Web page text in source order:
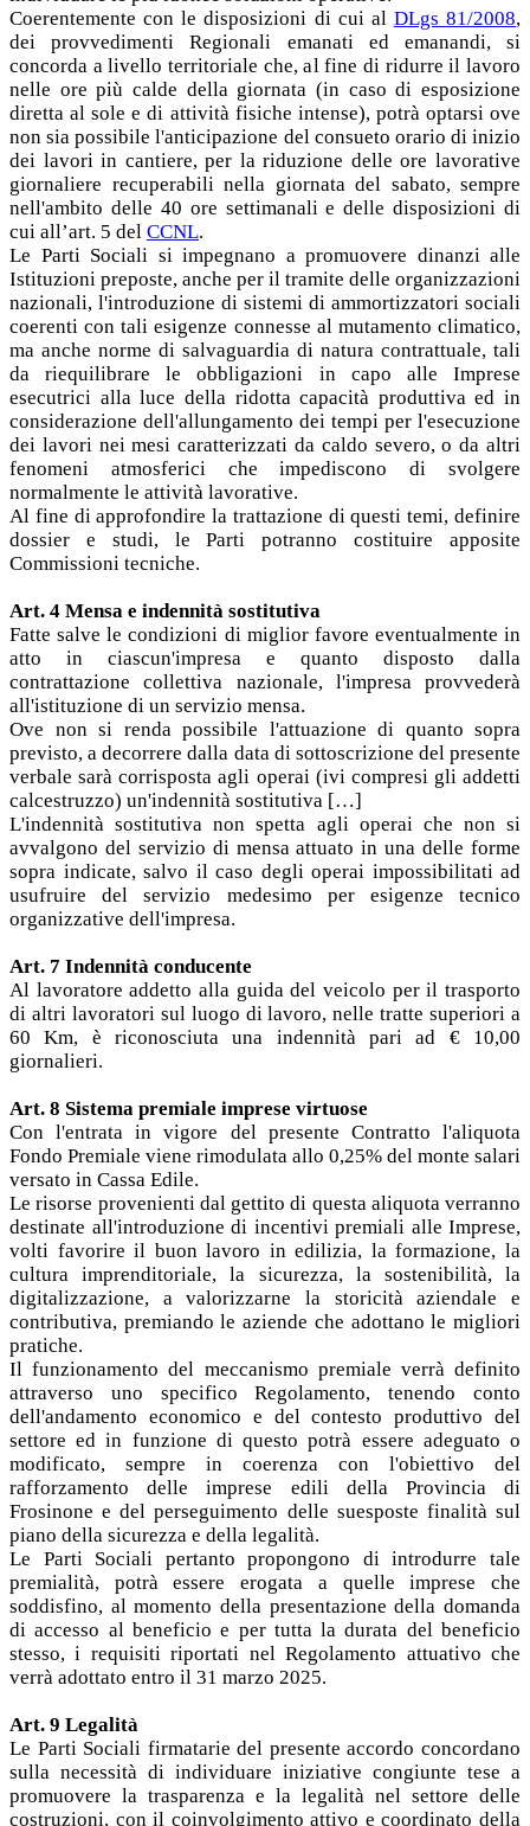
Coerentemente con le disposizioni di cui al DLgs 81/2008,
dei provvedimenti Regionali emanati ed emanandi, si
concorda a livello territoriale che, al fine di ridurre il lavoro
nelle ore più calde della giornata (in caso di esposizione
diretta al sole e di attività fisiche intense), potrà optarsi ove
non sia possibile l'anticipazione del consueto orario di inizio
dei lavori in cantiere, per la riduzione delle ore lavorative
giornaliere recuperabili nella giornata del sabato, sempre
nell'ambito delle 40 ore settimanali e delle disposizioni di
cui all’art. 5 del CCNL.
Le Parti Sociali si impegnano a promuovere dinanzi alle
Istituzioni preposte, anche per il tramite delle organizzazioni
nazionali, l'introduzione di sistemi di ammortizzatori sociali
coerenti con tali esigenze connesse al mutamento climatico,
ma anche norme di salvaguardia di natura contrattuale, tali
da riequilibrare le obbligazioni in capo alle Imprese
esecutrici alla luce della ridotta capacità produttiva ed in
considerazione dell'allungamento dei tempi per l'esecuzione
dei lavori nei mesi caratterizzati da caldo severo, o da altri
fenomeni atmosferici che impediscono di svolgere
normalmente le attività lavorative.
Al fine di approfondire la trattazione di questi temi, definire
dossier e studi, le Parti potranno costituire apposite
Commissioni tecniche.
Art. 4 Mensa e indennità sostitutiva
Fatte salve le condizioni di miglior favore eventualmente in
atto in ciascun'impresa e quanto disposto dalla
contrattazione collettiva nazionale, l'impresa provvederà
all'istituzione di un servizio mensa.
Ove non si renda possibile l'attuazione di quanto sopra
previsto, a decorrere dalla data di sottoscrizione del presente
verbale sarà corrisposta agli operai (ivi compresi gli addetti
calcestruzzo) un'indennità sostitutiva […]
L'indennità sostitutiva non spetta agli operai che non si
avvalgono del servizio di mensa attuato in una delle forme
sopra indicate, salvo il caso degli operai impossibilitati ad
usufruire del servizio medesimo per esigenze tecnico
organizzative dell'impresa.
Art. 7 Indennità conducente
Al lavoratore addetto alla guida del veicolo per il trasporto
di altri lavoratori sul luogo di lavoro, nelle tratte superiori a
60 Km, è riconosciuta una indennità pari ad € 10,00
giornalieri.
Art. 8 Sistema premiale imprese virtuose
Con l'entrata in vigore del presente Contratto l'aliquota
Fondo Premiale viene rimodulata allo 0,25% del monte salari
versato in Cassa Edile.
Le risorse provenienti dal gettito di questa aliquota verranno
destinate all'introduzione di incentivi premiali alle Imprese,
volti favorire il buon lavoro in edilizia, la formazione, la
cultura imprenditoriale, la sicurezza, la sostenibilità, la
digitalizzazione, a valorizzarne la storicità aziendale e
contributiva, premiando le aziende che adottano le migliori
pratiche.
Il funzionamento del meccanismo premiale verrà definito
attraverso uno specifico Regolamento, tenendo conto
dell'andamento economico e del contesto produttivo del
settore ed in funzione di questo potrà essere adeguato o
modificato, sempre in coerenza con l'obiettivo del
rafforzamento delle imprese edili della Provincia di
Frosinone e del perseguimento delle suesposte finalità sul
piano della sicurezza e della legalità.
Le Parti Sociali pertanto propongono di introdurre tale
premialità, potrà essere erogata a quelle imprese che
soddisfino, al momento della presentazione della domanda
di accesso al beneficio e per tutta la durata del beneficio
stesso, i requisiti riportati nel Regolamento attuativo che
verrà adottato entro il 31 marzo 2025.
Art. 9 Legalità
Le Parti Sociali firmatarie del presente accordo concordano
sulla necessità di individuare iniziative congiunte tese a
promuovere la trasparenza e la legalità nel settore delle
costruzioni, con il coinvolgimento attivo e coordinato della